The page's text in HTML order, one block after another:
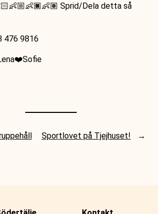
Sprid/Dela detta så
476 9816
Sportlovet på Tjejhuset! →